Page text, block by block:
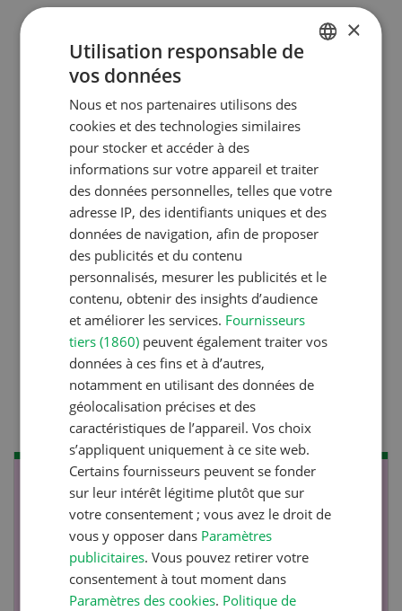
L’aide du vétérinaire: «Que
faire en cas de diarrhée
chez les chèvres ? »
Production végétale
Couverts végétaux:
objectifs clairs, bénéfices
durables
Production animale
Lutter efficacement contre
la diarrhée des porcelets
NOV
-
JAN
26
×
Utilisation responsable de
vos données
Nous et nos partenaires utilisons des
cookies et des technologies similaires
pour stocker et accéder à des
informations sur votre appareil et traiter
des données personnelles, telles que votre
adresse IP, des identifiants uniques et des
données de navigation, afin de proposer
des publicités et du contenu
personnalisés, mesurer les publicités et le
contenu, obtenir des insights d’audience
et améliorer les services. Fournisseurs
tiers (1860) peuvent également traiter vos
données à ces fins et à d’autres,
notamment en utilisant des données de
géolocalisation précises et des
caractéristiques de l’appareil. Vos choix
s’appliquent uniquement à ce site web.
Certains fournisseurs peuvent se fonder
sur leur intérêt légitime plutôt que sur
votre consentement ; vous avez le droit de
vous y opposer dans Paramètres
publicitaires. Vous pouvez retirer votre
consentement à tout moment dans
Paramètres des cookies. Politique de